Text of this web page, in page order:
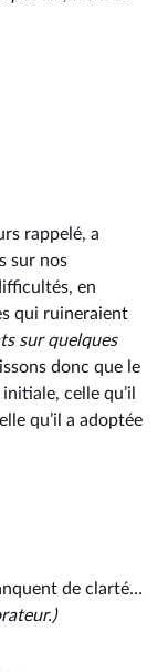
rappelé, a
sur nos
en
qui ruineraient
sur quelques
donc que le
celle qu’il
qu’il a adoptée
de clarté…